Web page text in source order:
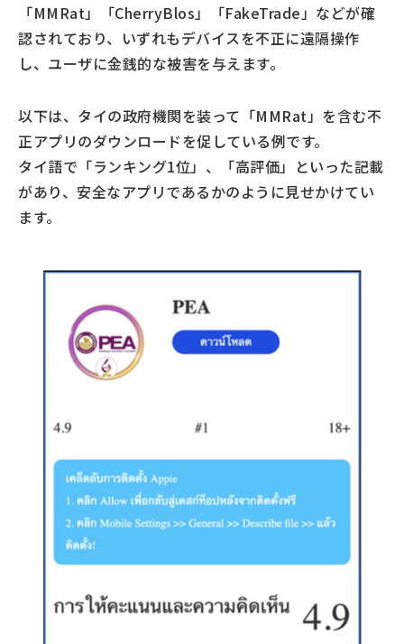
「MMRat」「CherryBlos」「FakeTrade」などが確
認されており、いずれもデバイスを不正に遠隔操作
し、ユーザに金銭的な被害を与えます。
以下は、タイの政府機関を装って「MMRat」を含む不
正アプリのダウンロードを促している例です。
タイ語で「ランキング1位」、「高評価」といった記載
があり、安全なアプリであるかのように見せかけてい
ます。